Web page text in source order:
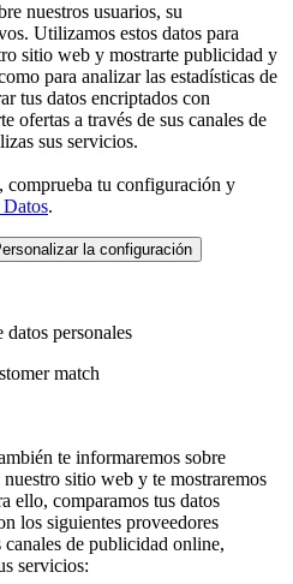
nuestros usuarios, su
Utilizamos estos datos para
sitio web y mostrarte publicidad y
para analizar las estadísticas de
tus datos encriptados con
ofertas a través de sus canales de
sus servicios.
comprueba tu configuración y
.
la configuración
personales
match
te informaremos sobre
sitio web y te mostraremos
ello, comparamos tus datos
los siguientes proveedores
de publicidad online,
servicios: